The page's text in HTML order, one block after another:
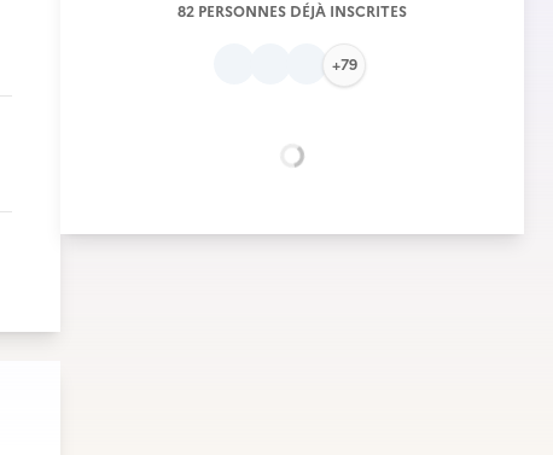
82 PERSONNES DÉJÀ INSCRITES
+79
Chargement...